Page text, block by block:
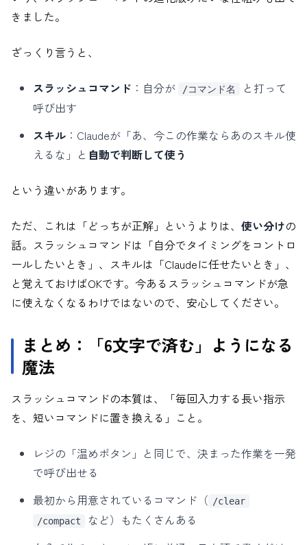
きました。
ざっくり言うと、
スラッシュコマンド ：自分が /コマンド名
と打って
呼び出す
スキル ：Claudeが「あ、今この作業ならあのスキル使
えるな」と 自動で判断して使う
という違いがあります。
ただ、これは「どっちが正解」というよりは、 使い分けの
話。スラッシュコマンドは「自分でタイミングをコントロ
ールしたいとき」、スキルは「Claudeに任せたいとき」、
と覚えておけばOKです。今あるスラッシュコマンドが急
に使えなくなるわけではないので、安心してください。
まとめ：「6文字で済む」ようになる
魔法
スラッシュコマンドの本質は、「毎回入力する長い指示
を、短いコマンドに置き換える」こと。
レジの「温めボタン」と同じで、決まった作業を一発
で呼び出せる
最初から用意されているコマンド（ /clear
/compact
など）もたくさんある